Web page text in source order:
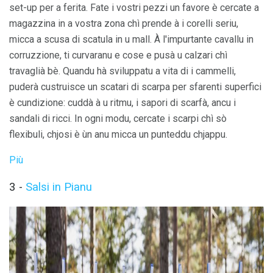
set-up per a ferita. Fate i vostri pezzi un favore è cercate a
magazzina in a vostra zona chì prende à i corelli seriu,
micca a scusa di scatula in u mall. À l'impurtante cavallu in
corruzzione, ti curvaranu e cose e pusà u calzari chì
travaglià bè. Quandu hà sviluppatu a vita di i cammelli,
puderà custruisce un scatari di scarpa per sfarenti superfici
è cundizione: cuddà à u ritmu, i sapori di scarfà, ancu i
sandali di ricci. In ogni modu, cercate i scarpi chì sò
flexibuli, chjosi è ùn anu micca un punteddu chjappu.
Più
3 - Salsi in Pianu